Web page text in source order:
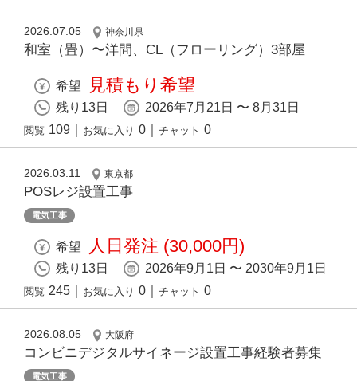
2026.07.05 神奈川県
和室（畳）〜洋間、CL（フローリング）3部屋
希望 見積もり希望
残り13日 2026年7月21日 〜 8月31日
閲覧 109 お気に入り 0 チャット 0
2026.03.11 東京都
POSレジ設置工事
電気工事
希望 人日発注 (30,000円)
残り13日 2026年9月1日 〜 2030年9月1日
閲覧 245 お気に入り 0 チャット 0
2026.08.05 大阪府
コンビニデジタルサイネージ設置工事経験者募集
電気工事